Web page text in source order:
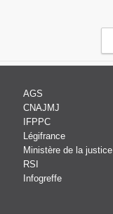
AGS
CNAJMJ
IFPPC
Légifrance
Ministère de la justice
RSI
Infogreffe